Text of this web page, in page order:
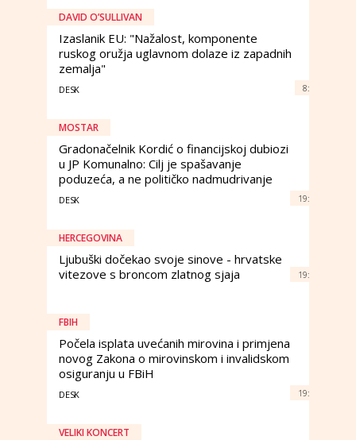
DAVID O’SULLIVAN
Izaslanik EU: "Nažalost, komponente
ruskog oružja uglavnom dolaze iz zapadnih
zemalja"
DESK 8:
MOSTAR
Gradonačelnik Kordić o financijskoj dubiozi
u JP Komunalno: Cilj je spašavanje
poduzeća, a ne političko nadmudrivanje
DESK 19:
HERCEGOVINA
Ljubuški dočekao svoje sinove - hrvatske
vitezove s broncom zlatnog sjaja
19:
FBIH
Počela isplata uvećanih mirovina i primjena
novog Zakona o mirovinskom i invalidskom
osiguranju u FBiH
DESK 19:
VELIKI KONCERT